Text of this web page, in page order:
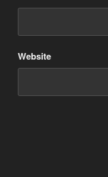
Website